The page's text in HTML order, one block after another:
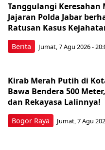
Berita
Tanggulangi Keresahan
Jajaran Polda Jabar
Ratusan Kasus
Jumat, 7 Agu 2026 -
Bogor Raya
Kirab Merah Putih di
Bawa Bendera 500
dan Rekayasa Lalinnya!
Jumat, 7 Agu